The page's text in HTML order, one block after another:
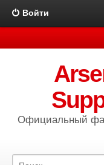
Войти
Официальный